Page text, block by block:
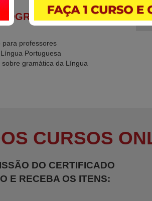
DO
para professores
Portuguesa
gramática da Língua
CURSOS
DO CERTIFICADO
E RECEBA OS ITENS: